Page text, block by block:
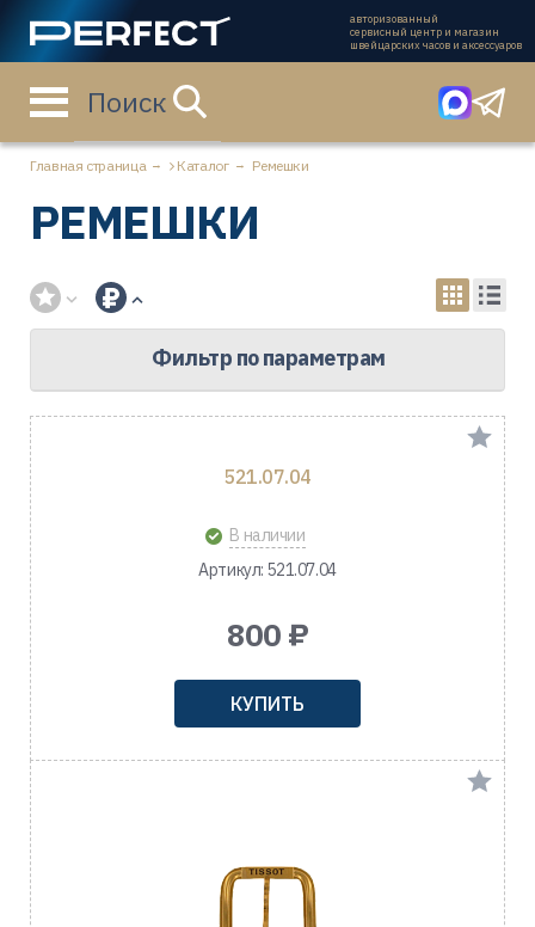
авторизованный
сервисный центр и магазин
швейцарских часов и аксессуаров
Поиск
Главная страница Каталог Ремешки
РЕМЕШКИ
Фильтр по параметрам
521.07.04
В наличии
Артикул: 521.07.04
800 ₽
КУПИТЬ